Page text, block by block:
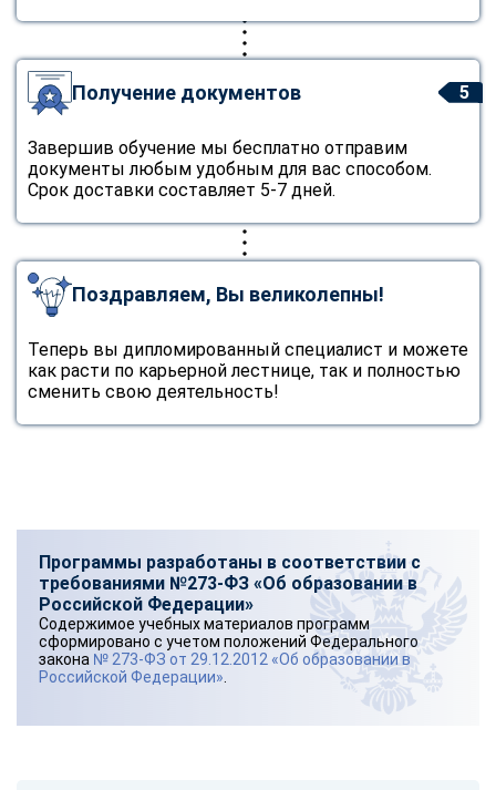
5
Получение документов
Завершив обучение мы бесплатно отправим
документы любым удобным для вас способом.
Срок доставки составляет 5-7 дней.
Поздравляем, Вы великолепны!
Теперь вы дипломированный специалист и можете
как расти по карьерной лестнице, так и полностью
сменить свою деятельность!
Программы разработаны в соответствии с
требованиями №273-ФЗ «Об образовании в
Российской Федерации»
Содержимое учебных материалов программ
сформировано с учетом положений Федерального
закона № 273-ФЗ от 29.12.2012 «Об образовании в
Российской Федерации»